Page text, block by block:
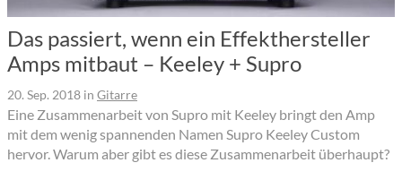
Das passiert, wenn ein Effekthersteller
Amps mitbaut – Keeley + Supro
20. Sep. 2018 in Gitarre
Eine Zusammenarbeit von Supro mit Keeley bringt den Amp
mit dem wenig spannenden Namen Supro Keeley Custom
hervor. Warum aber gibt es diese Zusammenarbeit überhaupt?